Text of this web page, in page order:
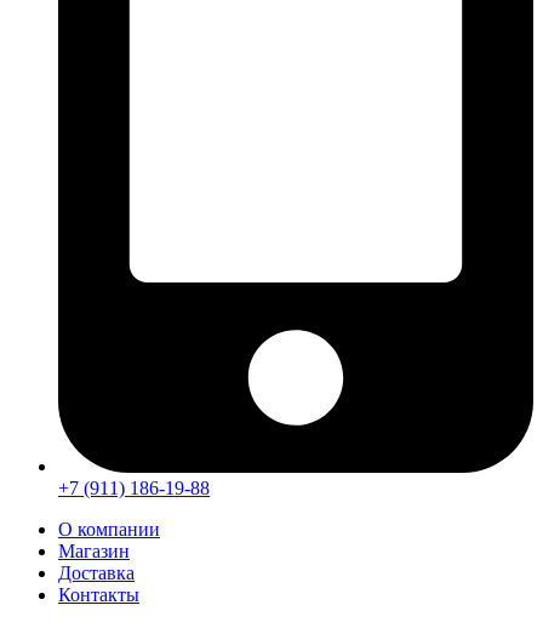
+7 (911) 186-19-88
О компании
Магазин
Доставка
Контакты